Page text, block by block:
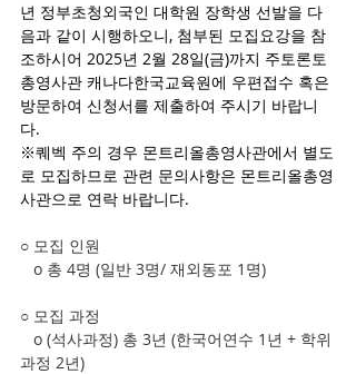
년 정부초청외국인 대학원 장학생 선발을 다
음과 같이 시행하오니, 첨부된 모집요강을 참
조하시어 2025년 2월 28일(금)까지 주토론토
총영사관 캐나다한국교육원에 우편접수 혹은
방문하여 신청서를 제출하여 주시기 바랍니
다.
※퀘벡 주의 경우 몬트리올총영사관에서 별도
로 모집하므로 관련 문의사항은 몬트리올총영
사관으로 연락 바랍니다.
○ 모집 인원
   o 총 4명 (일반 3명/ 재외동포 1명)
○ 모집 과정
o (석사과정) 총 3년 (한국어연수 1년 + 학위
과정 2년)